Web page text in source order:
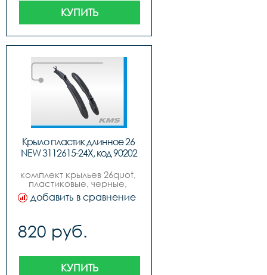
КУПИТЬ
Крыло пластик длинное 26
NEW 3112615-24Х, код 90202
комплект крыльев 26quot,
пластиковые, черные,
удлиненные, завод хуахин,
добавить в сравнение
820 руб.
КУПИТЬ